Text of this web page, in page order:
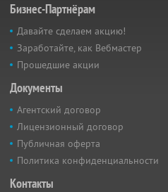
Бизнес-Партнёрам
Давайте сделаем акцию!
Заработайте, как Вебмастер
Прошедшие акции
Документы
Агентский договор
Лицензионный договор
Публичная оферта
Политика конфиденциальности
Контакты